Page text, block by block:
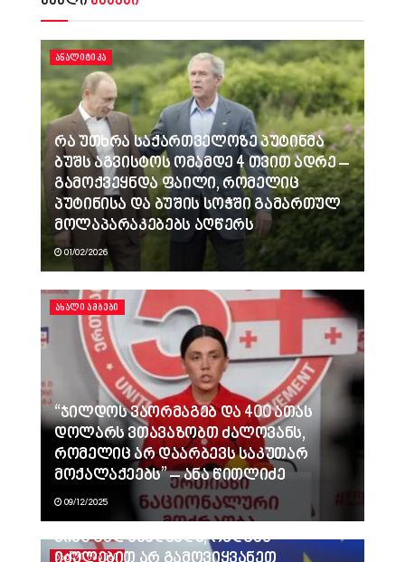
ᲐᲜᲐᲚᲘᲢᲘᲙᲐ
რა უთხრა საქართველოზე პუტინმა
ბუშს აგვისტოს ომამდე 4 თვით ადრე –
გამოქვეყნდა ფაილი, რომელიც
პუტინისა და ბუშის სოჭში გამართულ
მოლაპარაკებებს აღწერს
01/02/2026
ᲐᲮᲐᲚᲘ ᲐᲛᲑᲔᲑᲘ
“ჯილდოს ვაორმაგებ და 400 ათას
დოლარს ვთავაზობთ ძალოვანს,
რომელიც არ დაარბევს საკუთარ
მოქალაქეებს” – ანა წითლიძე
09/12/2025
ᲐᲮᲐᲚᲘ ᲐᲛᲑᲔᲑᲘ
ვინც გვლანძღავდა, რადგან